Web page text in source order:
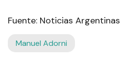
Fuente: Noticias Argentinas
Manuel Adorni